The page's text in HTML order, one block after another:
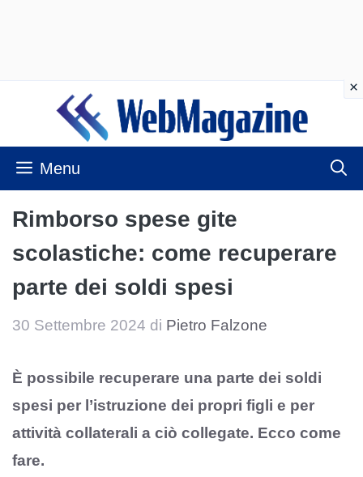
contenuto
Menu
Rimborso spese gite
scolastiche: come recuperare
parte dei soldi spesi
30 Settembre 2024 di Pietro Falzone
È possibile recuperare una parte dei soldi
spesi per l’istruzione dei propri figli e per
attività collaterali a ciò collegate. Ecco come
fare.